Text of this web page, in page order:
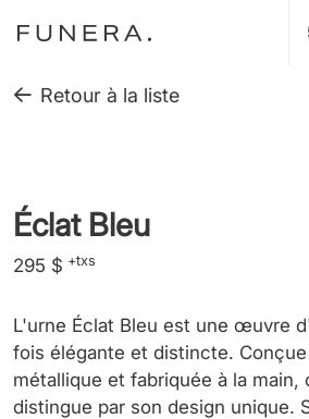
Retour à la liste
Éclat Bleu
295 $ +txs
L'urne Éclat Bleu est une œuvre
fois élégante et distincte. Conçue
métallique et fabriquée à la main,
distingue par son design unique.